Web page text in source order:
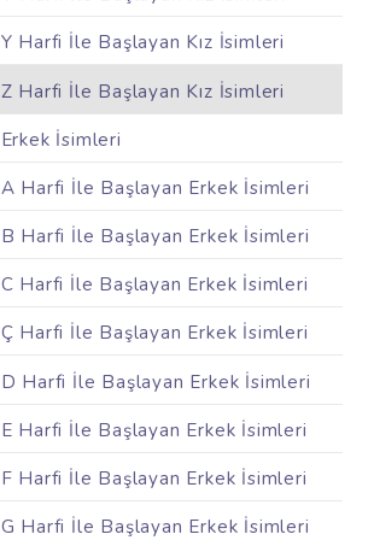
Y Harfi İle Başlayan Kız İsimleri
Z Harfi İle Başlayan Kız İsimleri
Erkek İsimleri
A Harfi İle Başlayan Erkek İsimleri
B Harfi İle Başlayan Erkek İsimleri
C Harfi İle Başlayan Erkek İsimleri
Ç Harfi İle Başlayan Erkek İsimleri
D Harfi İle Başlayan Erkek İsimleri
E Harfi İle Başlayan Erkek İsimleri
F Harfi İle Başlayan Erkek İsimleri
G Harfi İle Başlayan Erkek İsimleri